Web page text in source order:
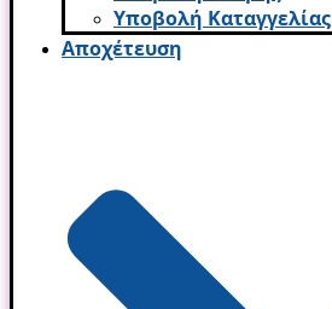
Υποβολή Καταγγελίας
Αποχέτευση